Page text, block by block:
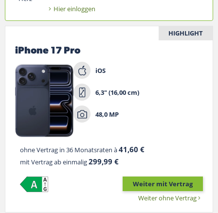
Hier einloggen
HIGHLIGHT
iPhone 17 Pro
iOS
6,3" (16,00 cm)
48,0 MP
ohne Vertrag in 36 Monatsraten à41,60 €
mit Vertrag ab einmalig299,99 €
Weiter mit Vertrag
Weiter ohne Vertrag